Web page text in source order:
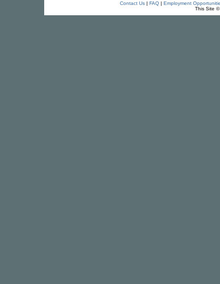
Contact Us| FAQ| Employment
This Site